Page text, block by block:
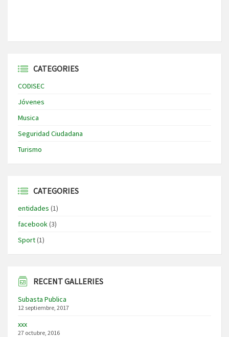
CATEGORIES
CODISEC
Jóvenes
Musica
Seguridad Ciudadana
Turismo
CATEGORIES
entidades (1)
facebook(3)
Sport(1)
RECENT GALLERIES
Subasta Publica
12 septiembre, 2017
xxx
27 octubre, 2016